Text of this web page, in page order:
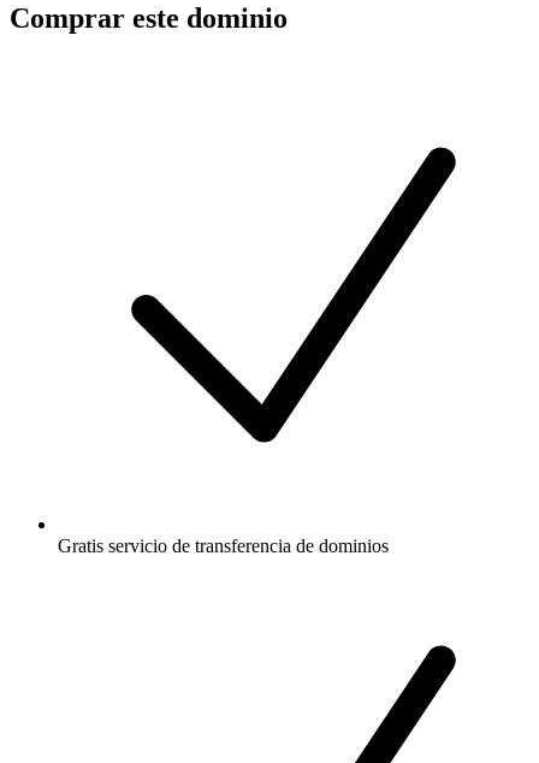
Comprar este dominio
Gratis servicio de transferencia de dominios